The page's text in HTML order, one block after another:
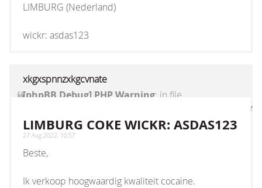
LIMBURG (Nederland)
wickr: asdas123
xkgxspnnzxkgcvnate
[phpBB Debug] PHP Warning: in file
[ROOT]/vendor/twig/twig/lib/Twig/Extension/
on line1236:count(): Parameter must be an
array or an object that implements Countable
LIMBURG COKE WICKR: ASDAS123
27 Aug 2022, 10:57
Beste,
Ik verkoop hoogwaardig kwaliteit cocaine.